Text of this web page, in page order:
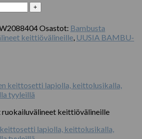
Osastot: Bambusta
keittiövälineille UUSIA BAMBU-
keittiövälineille
lapiolla, keittolusikalla,